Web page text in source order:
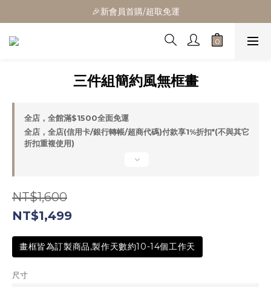
🎁全館消費滿1300立折100
🎉新會員首購/超取免運
🚛全館滿$799超取免運  $1500宅配免運
三件組簡約風無框畫
全店，全館滿$1500全面免運
全店，全店(信用卡/銀行轉帳/超商代碼)付款享1%折扣*(不與其它
折扣重複使用)
NT$1,600
NT$1,499
畫框皆為訂製商品,製作天數約10-14個工作天
尺寸